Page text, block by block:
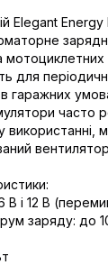
Elegant
мотоциклетних
для
гаражних
часто
використанні,
В і 12 В
заряду: до